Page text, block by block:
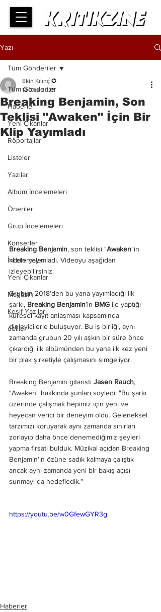
Yazı
Tüm Gönderiler
Haberler
Yeni Çıkanlar
Röportajlar
Listeler
Yazılar
Albüm İncelemeleri
Öneriler
Grup İncelemeleri
Konserler
İncelemeler
Yeni Çıkanlar
Magazin
Keşif Yazıları
deliler
Tüm Gönderiler
Breaking Benjamin, Son
Teklisi "Awaken" İçin Bir
Klip Yayımladı
Ekin Kılınç ✪
12 Oca 2025
Breaking Benjamin, son teklisi "Awaken"in
klibini yayımladı. Videoyu aşağıdan
izleyebilirsiniz.
Grubun 2018’den bu yana yayımladığı ilk
şarkı, Breaking Benjamin’in BMG ile yaptığı
küresel kayıt anlaşması kapsamında
dinleyicilerle buluşuyor. Bu iş birliği, aynı
zamanda grubun 20 yılı aşkın bir süre önce
çıkardığı ilk albümünden bu yana ilk kez yeni
bir plak şirketiyle çalışmasını simgeliyor.
Breaking Benjamin gitaristi Jasen Rauch,
"Awaken" hakkında şunları söyledi: "Bu şarkı
üzerinde çalışmak hepimiz için yeni ve
heyecan verici bir deneyim oldu. Geleneksel
tarzımızı koruyarak aynı zamanda sınırları
zorlayıp daha önce denemediğimiz şeyleri
yapma fırsatı bulduk. Müzikal açıdan Breaking
Benjamin’in özüne sadık kalmaya çalıştık
ancak aynı zamanda yeni bir bakış açısı
sunmayı da hedefledik."
https://youtu.be/w0GfewGYR3g
Haberler